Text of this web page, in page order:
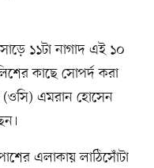
১১টা নাগাদ এই ১০
কাছে সোপর্দ করা
(ওসি) এমরান হোসেন
এলাকায় লাঠিসোঁটা